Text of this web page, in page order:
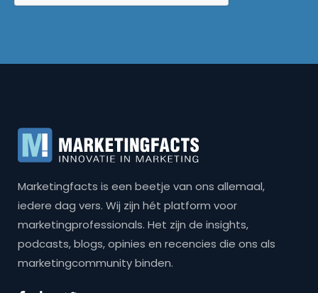
Marketingfacts is een beetje van ons allemaal,
iedere dag vers. Wij zijn hét platform voor
marketingprofessionals. Het zijn de insights,
podcasts, blogs, opinies en recencies die ons als
marketingcommunity binden.